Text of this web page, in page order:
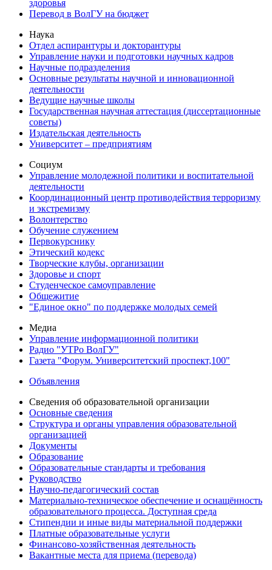
здоровья
Перевод в ВолГУ на бюджет
Наука
Отдел аспирантуры и докторантуры
Управление науки и подготовки научных кадров
Научные подразделения
Основные результаты научной и инновационной
деятельности
Ведущие научные школы
Государственная научная аттестация (диссертационные
советы)
Издательская деятельность
Университет – предприятиям
Социум
Управление молодежной политики и воспитательной
деятельности
Координационный центр противодействия терроризму
и экстремизму
Волонтерство
Обучение служением
Первокурснику
Этический кодекс
Творческие клубы, организации
Здоровье и спорт
Студенческое самоуправление
Общежитие
"Единое окно" по поддержке молодых семей
Медиа
Управление информационной политики
Радио "УТРо ВолГУ"
Газета "Форум. Университетский проспект,100"
Объявления
Сведения об образовательной организации
Основные сведения
Структура и органы управления образовательной
организацией
Документы
Образование
Образовательные стандарты и требования
Руководство
Научно-педагогический состав
Материально-техническое обеспечение и оснащённость
образовательного процесса. Доступная среда
Стипендии и иные виды материальной поддержки
Платные образовательные услуги
Финансово-хозяйственная деятельность
Вакантные места для приема (перевода)